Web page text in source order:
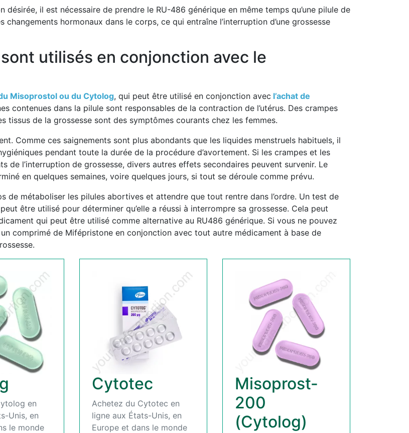
il est nécessaire de prendre le RU-486 générique en même temps qu’une pilule de
hormonaux dans le corps, ce qui entraîne l’interruption d’une grossesse
utilisés en conjonction avec le
Misoprostol ou du Cytolog, qui peut être utilisé en conjonction avec l’achat de
contenues dans la pilule sont responsables de la contraction de l’utérus. Des crampes
tissus de la grossesse sont des symptômes courants chez les femmes.
Comme ces saignements sont plus abondants que les liquides menstruels habituels, il
pendant toute la durée de la procédure d’avortement. Si les crampes et les
de l’interruption de grossesse, divers autres effets secondaires peuvent survenir. Le
en quelques semaines, voire quelques jours, si tout se déroule comme prévu.
de métaboliser les pilules abortives et attendre que tout rentre dans l’ordre. Un test de
être utilisé pour déterminer qu’elle a réussi à interrompre sa grossesse. Cela peut
qui peut être utilisé comme alternative au RU486 générique. Si vous ne pouvez
comprimé de Mifépristone en conjonction avec tout autre médicament à base de
en
Unis, en
le monde
Cytotec
Achetez du Cytotec en
ligne aux États-Unis, en
Europe et dans le monde
Misoprost-
200
(Cytolog)